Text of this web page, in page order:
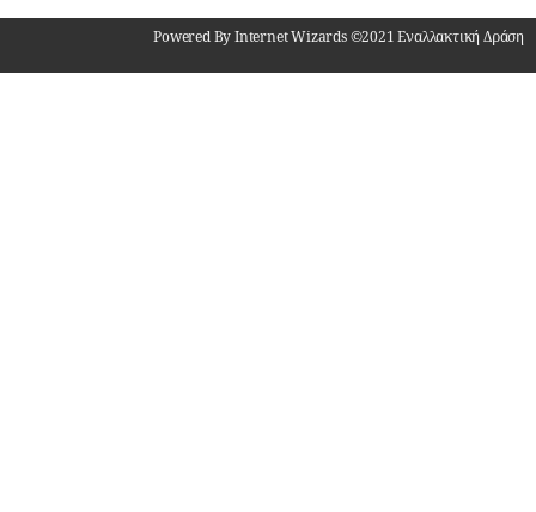
Powered By Internet Wizards ©2021 Εναλλακτική Δράση